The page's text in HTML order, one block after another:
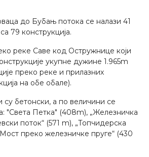
до Бубањ потока се налази 41
79 конструкција.
реке Саве код Остружнице који
укупне дужине 1.965m
преко реке и прилазних
на обе обале).
су бетонски, а по величини се
"Света Петка" (408m), „Железничка
поток“ (571 m), „Топчидерска
преко железничке пруге“ (430